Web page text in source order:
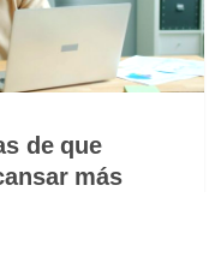
de que
más